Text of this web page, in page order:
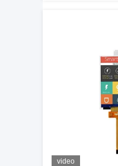
video